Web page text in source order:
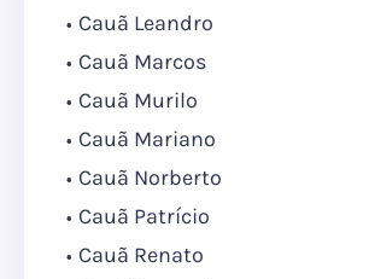
Cauã Leandro
Cauã Marcos
Cauã Murilo
Cauã Mariano
Cauã Norberto
Cauã Patrício
Cauã Renato